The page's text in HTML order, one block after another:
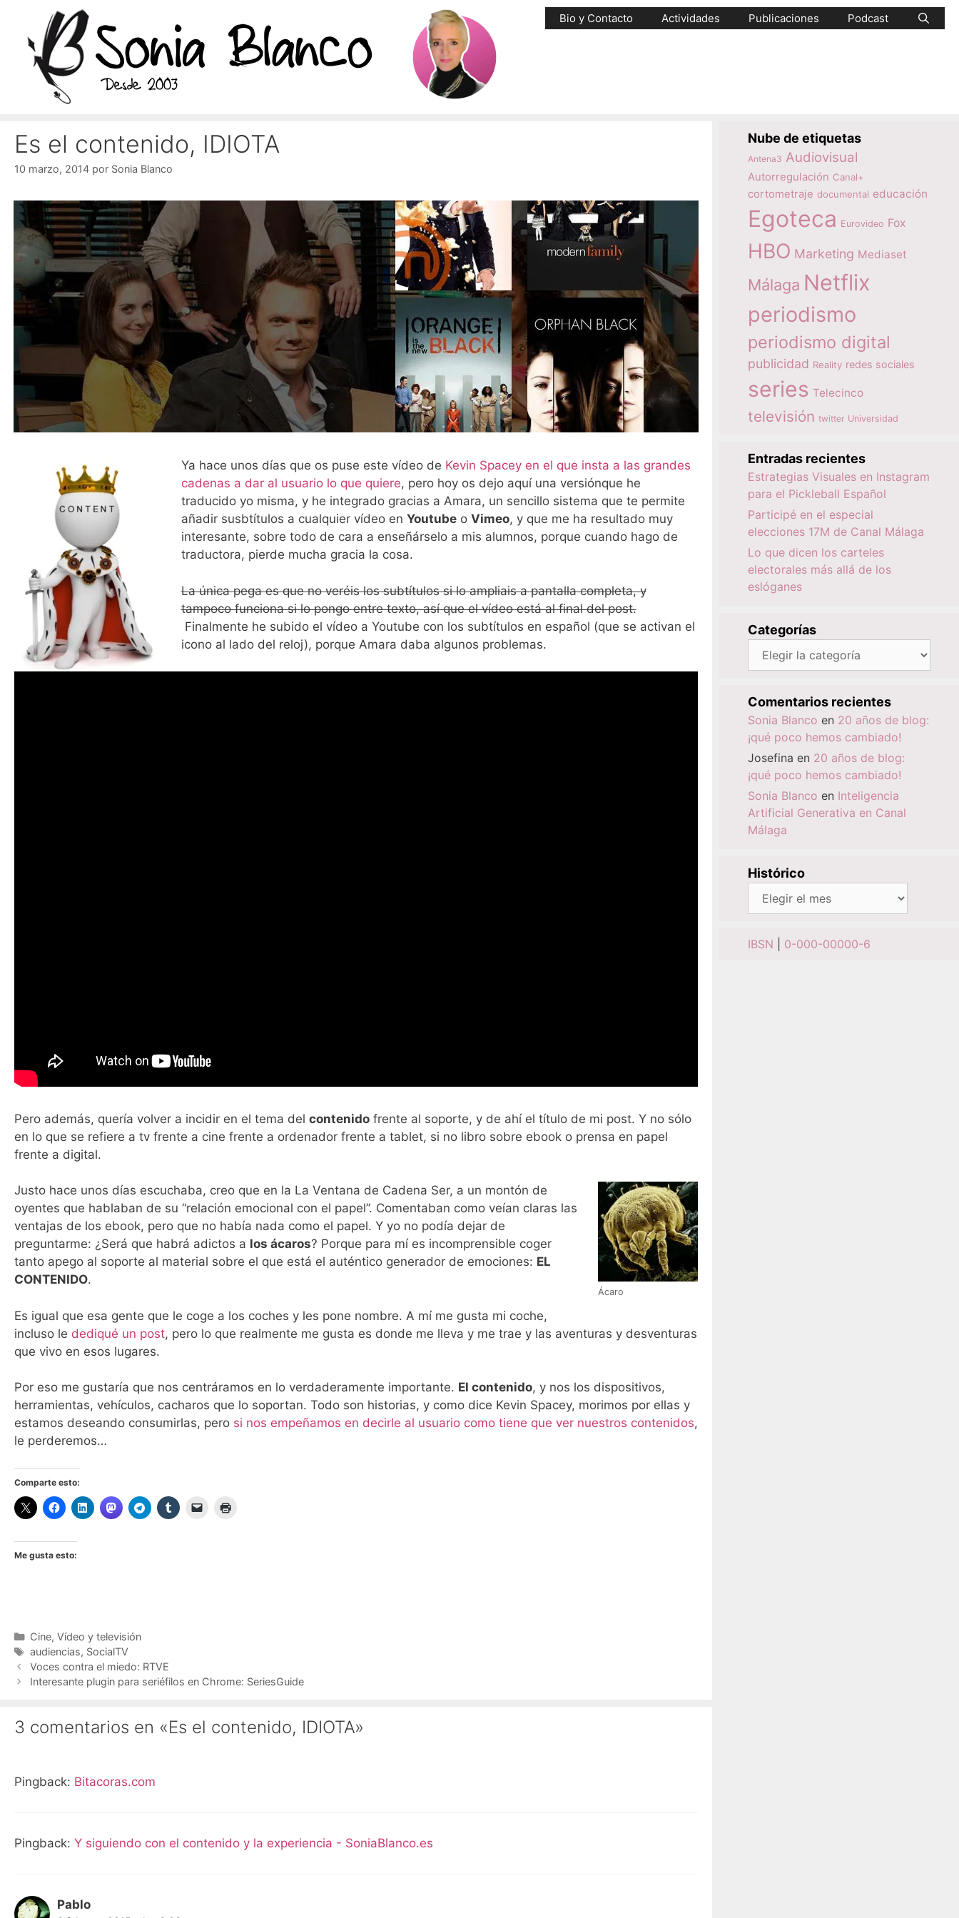
contenido
Bio y Contacto Actividades Publicaciones Podcast
Es el contenido, IDIOTA
10 marzo, 2014 por Sonia Blanco
Ya hace unos días que os puse este vídeo de Kevin Spacey en el que insta a las grandes
cadenas a dar al usuario lo que quiere, pero hoy os dejo aquí una versiónque he
traducido yo misma, y he integrado gracias a Amara, un sencillo sistema que te permite
añadir susbtítulos a cualquier vídeo en Youtubeo Vimeo, y que me ha resultado muy
interesante, sobre todo de cara a enseñárselo a mis alumnos, porque cuando hago de
traductora, pierde mucha gracia la cosa.
La única pega es que no veréis los subtítulos si lo ampliais a pantalla completa, y
tampoco funciona si lo pongo entre texto, así que el vídeo está al final del post.
Finalmente he subido el vídeo a Youtube con los subtítulos en español (que se activan el
icono al lado del reloj), porque Amara daba algunos problemas.
Pero además, quería volver a incidir en el tema del contenido frente al soporte, y de ahí el título de mi post. Y no sólo
en lo que se refiere a tv frente a cine frente a ordenador frente a tablet, si no libro sobre ebook o prensa en papel
frente a digital.
Ácaro
Justo hace unos días escuchaba, creo que en la La Ventana de Cadena Ser, a un montón de
oyentes que hablaban de su “relación emocional con el papel”. Comentaban como veían claras las
ventajas de los ebook, pero que no había nada como el papel. Y yo no podía dejar de
preguntarme: ¿Será que habrá adictos a los ácaros? Porque para mí es incomprensible coger
tanto apego al soporte al material sobre el que está el auténtico generador de emociones: EL
CONTENIDO.
Es igual que esa gente que le coge a los coches y les pone nombre. A mí me gusta mi coche,
incluso le dediqué un post, pero lo que realmente me gusta es donde me lleva y me trae y las aventuras y desventuras
que vivo en esos lugares.
Por eso me gustaría que nos centráramos en lo verdaderamente importante. El contenido, y nos los dispositivos,
herramientas, vehículos, cacharos que lo soportan. Todo son historias, y como dice Kevin Spacey, morimos por ellas y
estamos deseando consumirlas, pero si nos empeñamos en decirle al usuario como tiene que ver nuestros contenidos,
le perderemos…
Comparte esto:
Me gusta esto:
Categorías
Cine, Vídeo y televisión
Etiquetas
audiencias, SocialTV
Voces contra el miedo: RTVE
Interesante plugin para seriéfilos en Chrome: SeriesGuide
3 comentarios en «Es el contenido, IDIOTA»
Pingback: Bitacoras.com
Pingback: Y siguiendo con el contenido y la experiencia - SoniaBlanco.es
Pablo
Nube de etiquetas
Antena3 Audiovisual
Autorregulación Canal+
cortometraje documental educación
Egoteca Eurovideo Fox
HBO Marketing Mediaset
Málaga Netflix
periodismo
periodismo digital
publicidad Reality redes sociales
series Telecinco
televisión twitter Universidad
Entradas recientes
Estrategias Visuales en Instagram
para el Pickleball Español
Participé en el especial
elecciones 17M de Canal Málaga
Lo que dicen los carteles
electorales más allá de los
eslóganes
Categorías
Categorías
Comentarios recientes
Sonia Blanco en 20 años de blog:
¡qué poco hemos cambiado!
Josefina en 20 años de blog:
¡qué poco hemos cambiado!
Sonia Blanco en Inteligencia
Artificial Generativa en Canal
Málaga
Histórico
Histórico
IBSN 0-000-00000-6